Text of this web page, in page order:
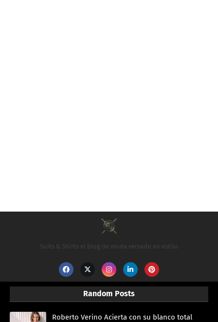
Suits & Shirts el blog de moda versado en estilo
Random Posts
Roberto Verino Acierta con su blanco total